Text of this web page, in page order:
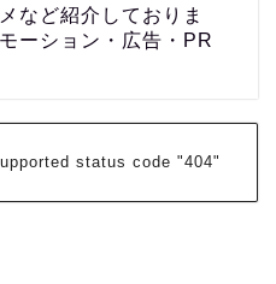
など紹介しておりま
ーション・広告・PR
status code "404"